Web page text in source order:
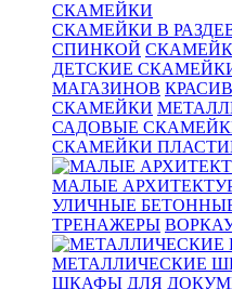
СКАМЕЙКИ
СКАМЕЙКИ В
СПИНКОЙ
ДЕТСКИЕ
МАГАЗИНОВ
СКАМЕЙКИ
САДОВЫЕ
СКАМЕЙКИ
МАЛЫЕ
УЛИЧНЫЕ
ТРЕНАЖЕРЫ
МЕТАЛЛИЧЕСКИЕ
ШКАФЫ ДЛЯ